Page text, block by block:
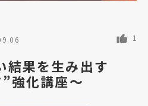
1
結果を生み出す
強化講座～